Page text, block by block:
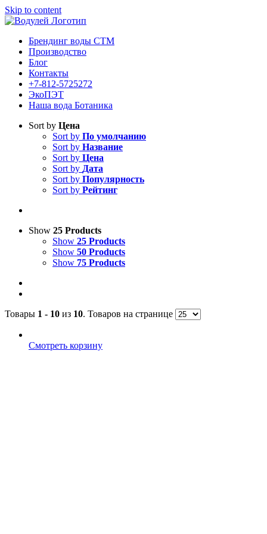
Skip to content
Брендинг воды СТМ
Производство
Блог
Контакты
+7-812-5725272
ЭкоПЭТ
Наша вода Ботаника
Sort by Цена
Sort by По умолчанию
Sort by Название
Sort by Цена
Sort by Дата
Sort by Популярность
Sort by Рейтинг
Show 25 Products
Show 25 Products
Show 50 Products
Show 75 Products
Товары 1 - 10 из 10. Товаров на странице
Смотреть корзину